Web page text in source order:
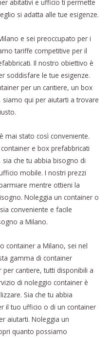
abitativi e ufficio ti permette
si adatta alle tue esigenze.
e sei preoccupato per i
tariffe competitive per il
Il nostro obiettivo è
soddisfare le tue esigenze.
per un cantiere, un box
qui per aiutarti a trovare
mai stato così conveniente.
e box prefabbricati
che tu abbia bisogno di
mobile. I nostri prezzi
mentre ottieni la
Noleggia un container o
conveniente e facile
a Milano.
container a Milano, sei nel
gamma di container
cantiere, tutti disponibili a
di noleggio container è
Sia che tu abbia
il tuo ufficio o di un container
aiutarti. Noleggia un
quanto possiamo